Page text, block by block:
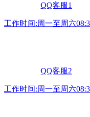
QQ客服1
工作时间:周一至周六
QQ客服2
工作时间:周一至周六